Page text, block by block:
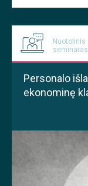
Nuotolinis
seminaras
Personalo
ekonominę